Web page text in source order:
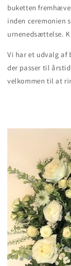
buketten
inden ceremonien
urnenedsættelse.
Vi har et udvalg af
der passer til
velkommen til at